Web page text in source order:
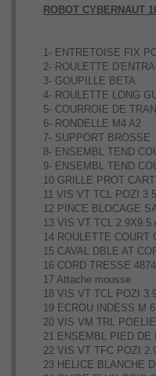
ROBOT CYBERNAUT
1- ENTRETOISE FIX
2- ROULETTE
3- GOUPILLE BETA
4- ROULETTE LONG
5- COURROIE DE
6- RONDELLE M4 A2
7- SUPPORT BROSSE
8- ENSEMBL TEND
9- ENSEMBL TEND
10 GRILLE PROT
11 VIS VT TCL POZI
12 PINCE BLOCAGE
13 VIS VT TCL 2.9X9.5
14 ROULETTE COURT
15 CAVAL DBLE AT
16 CORD TRESSE
17 Attache mousse
18 VIS VT TCL POZI
19 ECROU INDESS M
20 VIS VM TRL
21 ENSEMBL PIED DE
22 VIS VT TFC POZI
23 HELICE BLANCHE